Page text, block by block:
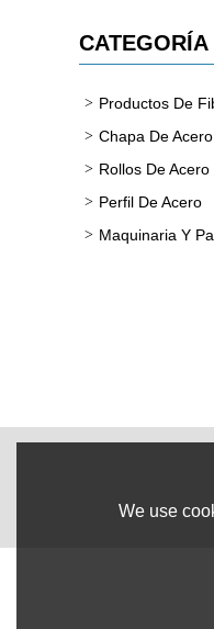
CATEGORÍA
Productos De
Chapa De
Rollos De Acero
Perfil De Acero
Maquinaria Y
We use